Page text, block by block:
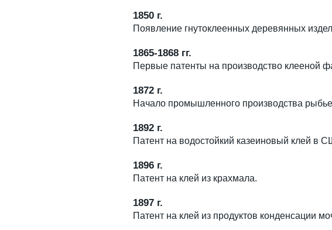
1850 г.
Появление гнутоклеенных деревянных
1865-1868 гг.
Первые патенты на производство
1872 г.
Начало промышленного производства
1892 г.
Патент на водостойкий казеиновый клей в
1896 г.
Патент на клей из крахмала.
1897 г.
Патент на клей из продуктов конденсации